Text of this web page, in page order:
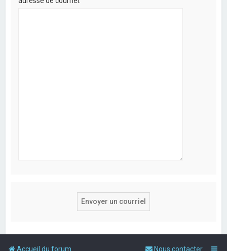
Accueil du forum Nous contacter